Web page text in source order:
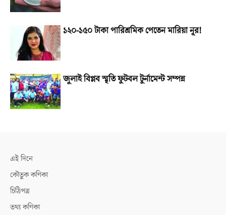
১২০-১৫০ টাকা পারিশ্রমিক পেতেন মারিয়া নূর!
জুলাই বিপ্লব স্মৃতি ফুটবল টুর্নামেন্ট সম্পন্ন
এই দিনে
কৌতুক কণিকা
চিঠিপত্র
তথ্য কণিকা